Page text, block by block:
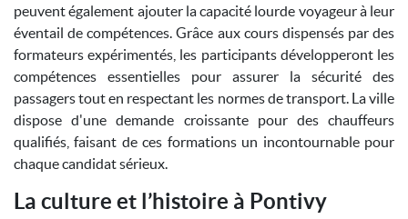
peuvent également ajouter la capacité lourde voyageur à leur
éventail de compétences. Grâce aux cours dispensés par des
formateurs expérimentés, les participants développeront les
compétences essentielles pour assurer la sécurité des
passagers tout en respectant les normes de transport. La ville
dispose d'une demande croissante pour des chauffeurs
qualifiés, faisant de ces formations un incontournable pour
chaque candidat sérieux.
La culture et l’histoire à Pontivy